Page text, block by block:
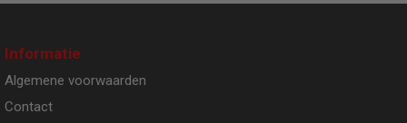
Informatie
Algemene voorwaarden
Contact